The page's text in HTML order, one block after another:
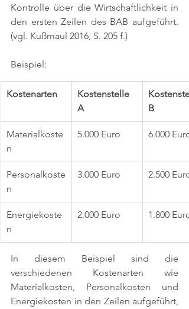
Kontrolle über die Wirtschaftlichkeit in
den ersten Zeilen des BAB aufgeführt.
(vgl. Kußmaul 2016, S. 205 f.)
Beispiel:
Kostenarten
Kostenstelle
A
B
Materialkoste
n
5.000 Euro 6.000 Euro
Personalkoste
n
3.000 Euro 2.500 Euro
Energiekoste
n
2.000 Euro 1.800 Euro
In diesem Beispiel sind die
verschiedenen Kostenarten wie
Materialkosten, Personalkosten und
Energiekosten in den Zeilen aufgeführt,